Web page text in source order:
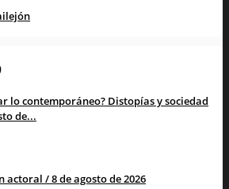
lo contemporáneo? Distopías y sociedad
de...
actoral / 8 de agosto de 2026